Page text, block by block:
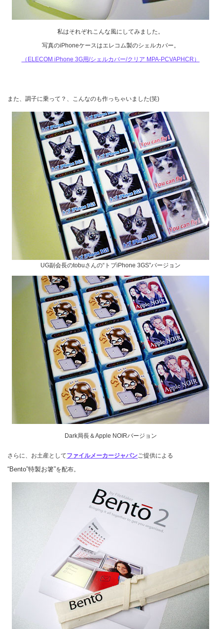
私はそれぞれこんな風にしてみました。
写真のiPhoneケースはエレコム製のシェルカバー。
（ELECOM iPhone 3G用/シェルカバー/クリア MPA-PCVAPHCR）
また、調子に乗って？、こんなのも作っちゃいました(笑)
UG副会長のtobuさんの“トブiPhone 3GS”バージョン
Dark局長＆Apple NOIRバージョン
さらに、お土産としてファイルメーカージャパンご提供による
“Bento”特製お箸”を配布。